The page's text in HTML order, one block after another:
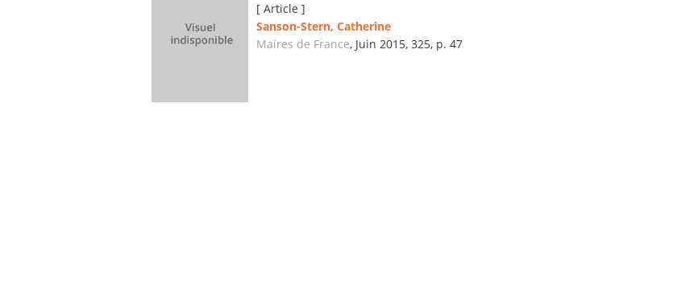
[ Article ]
Sanson-Stern, Catherine
Maires de France, Juin 2015, 325, p. 47